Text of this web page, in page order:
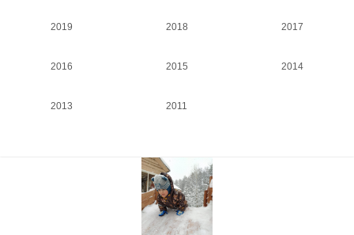
2019 2018 2017
2016 2015 2014
2013 2011